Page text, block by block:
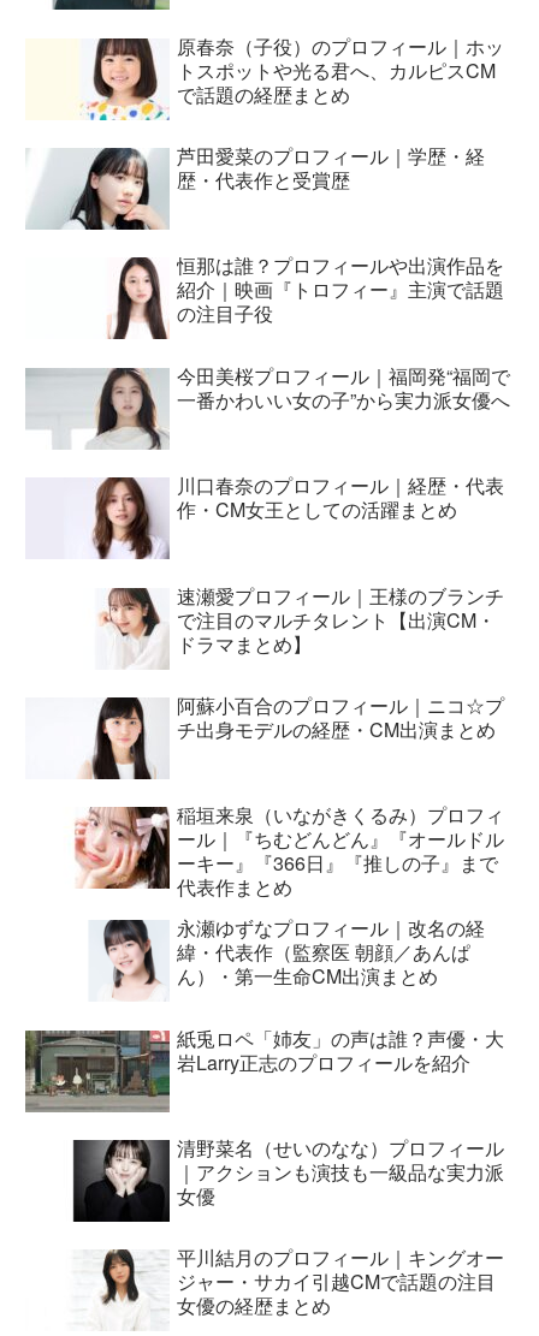
原春奈（子役）のプロフィール｜ホッ
トスポットや光る君へ、カルピスCM
で話題の経歴まとめ
芦田愛菜のプロフィール｜学歴・経
歴・代表作と受賞歴
恒那は誰？プロフィールや出演作品を
紹介｜映画『トロフィー』主演で話題
の注目子役
今田美桜プロフィール｜福岡発“福岡で
一番かわいい女の子”から実力派女優へ
川口春奈のプロフィール｜経歴・代表
作・CM女王としての活躍まとめ
速瀬愛プロフィール｜王様のブランチ
で注目のマルチタレント【出演CM・
ドラマまとめ】
阿蘇小百合のプロフィール｜ニコ☆プ
チ出身モデルの経歴・CM出演まとめ
稲垣来泉（いながきくるみ）プロフィ
ール｜『ちむどんどん』『オールドル
ーキー』『366日』『推しの子』まで
代表作まとめ
永瀬ゆずなプロフィール｜改名の経
緯・代表作（監察医 朝顔／あんぱ
ん）・第一生命CM出演まとめ
紙兎ロペ「姉友」の声は誰？声優・大
岩Larry正志のプロフィールを紹介
清野菜名（せいのなな）プロフィール
｜アクションも演技も一級品な実力派
女優
平川結月のプロフィール｜キングオー
ジャー・サカイ引越CMで話題の注目
女優の経歴まとめ